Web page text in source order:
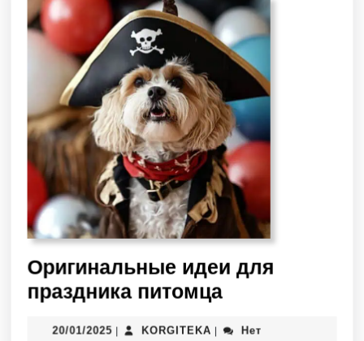
Оригинальные идеи для
праздника питомца
20/01/2025 | KORGITEKA |
Нет